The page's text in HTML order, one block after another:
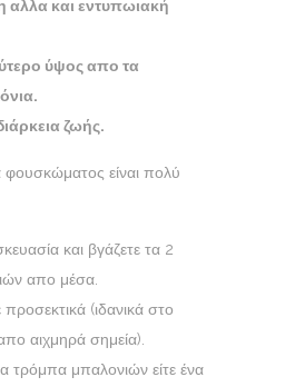
αλλα και εντυπωιακή
ύψος απο τα
ζωής.
φουσκώματος είναι πολύ
και βγάζετε τα 2
απο μέσα.
(ιδανικά στο
αιχμηρά σημεία).
τρόμπα μπαλονιών είτε ένα